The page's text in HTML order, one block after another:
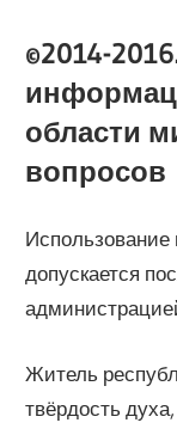
©2014-
области
вопросов
Использование
допускается
Житель
твёрдость